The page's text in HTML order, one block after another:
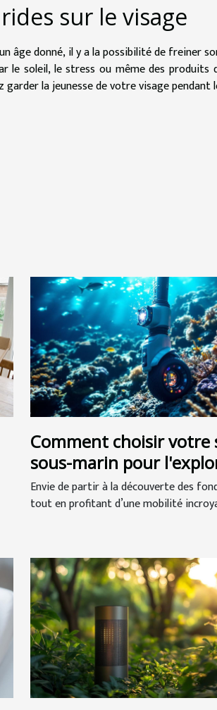
sur le visage
âge donné, il y a la possibilité de freiner
le soleil, le stress ou même des produits
garder la jeunesse de votre visage pendant
Comment choisir votre
sous-marin pour
Envie de partir à la découverte des
tout en profitant d’une mobilité